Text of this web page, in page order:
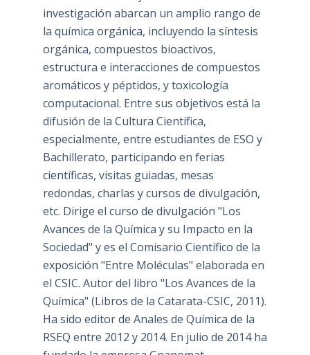
investigación abarcan un amplio rango de
la química orgánica, incluyendo la síntesis
orgánica, compuestos bioactivos,
estructura e interacciones de compuestos
aromáticos y péptidos, y toxicología
computacional. Entre sus objetivos está la
difusión de la Cultura Científica,
especialmente, entre estudiantes de ESO y
Bachillerato, participando en ferias
científicas, visitas guiadas, mesas
redondas, charlas y cursos de divulgación,
etc. Dirige el curso de divulgación "Los
Avances de la Química y su Impacto en la
Sociedad" y es el Comisario Científico de la
exposición "Entre Moléculas" elaborada en
el CSIC. Autor del libro "Los Avances de la
Química" (Libros de la Catarata-CSIC, 2011).
Ha sido editor de Anales de Química de la
RSEQ entre 2012 y 2014. En julio de 2014 ha